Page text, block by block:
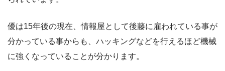
優は15年後の現在、情報屋として後藤に雇われている事が
分かっている事からも、ハッキングなどを行えるほど機械
に強くなっていることが分かります。